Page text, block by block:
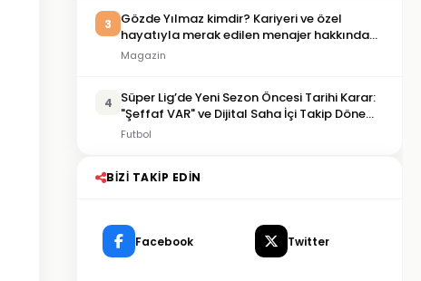
3
Gözde Yılmaz kimdir? Kariyeri ve özel
hayatıyla merak edilen menajer hakkında
bilgiler
Magazin
4
Süper Lig’de Yeni Sezon Öncesi Tarihi Karar:
"Şeffaf VAR" ve Dijital Saha İçi Takip Dönemi
Başlıyor!
Futbol
BIZI TAKIP EDIN
Facebook Twitter